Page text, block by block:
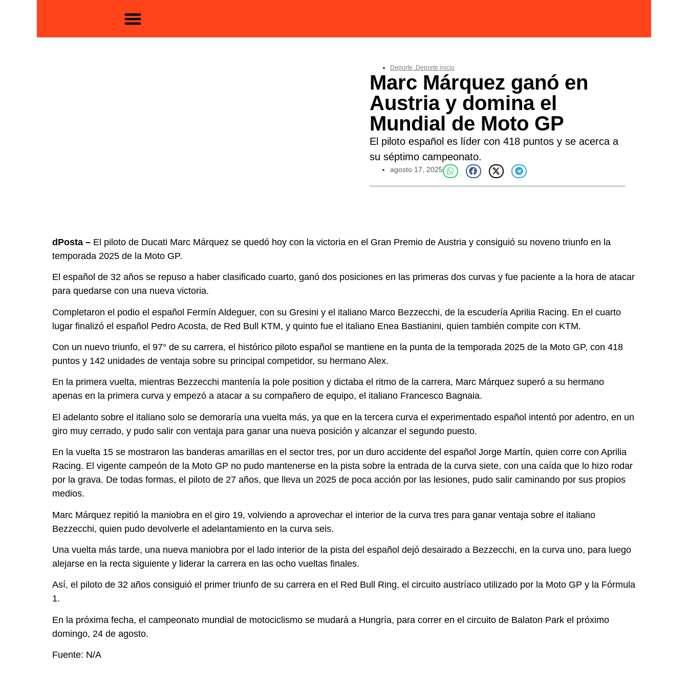
Deporte Deporte inicio
Marc Márquez ganó en
Austria y domina el
Mundial de Moto GP
El piloto español es líder con 418 puntos y se acerca a
su séptimo campeonato.
agosto 17, 2025
dPosta – El piloto de Ducati Marc Márquez se quedó hoy con la victoria en el Gran Premio de Austria y consiguió su noveno triunfo en la
temporada 2025 de la Moto GP.
El español de 32 años se repuso a haber clasificado cuarto, ganó dos posiciones en las primeras dos curvas y fue paciente a la hora de atacar
para quedarse con una nueva victoria.
Completaron el podio el español Fermín Aldeguer, con su Gresini y el italiano Marco Bezzecchi, de la escudería Aprilia Racing. En el cuarto
lugar finalizó el español Pedro Acosta, de Red Bull KTM, y quinto fue el italiano Enea Bastianini, quien también compite con KTM.
Con un nuevo triunfo, el 97° de su carrera, el histórico piloto español se mantiene en la punta de la temporada 2025 de la Moto GP, con 418
puntos y 142 unidades de ventaja sobre su principal competidor, su hermano Alex.
En la primera vuelta, mientras Bezzecchi mantenía la pole position y dictaba el ritmo de la carrera, Marc Márquez superó a su hermano
apenas en la primera curva y empezó a atacar a su compañero de equipo, el italiano Francesco Bagnaia.
El adelanto sobre el italiano solo se demoraría una vuelta más, ya que en la tercera curva el experimentado español intentó por adentro, en un
giro muy cerrado, y pudo salir con ventaja para ganar una nueva posición y alcanzar el segundo puesto.
En la vuelta 15 se mostraron las banderas amarillas en el sector tres, por un duro accidente del español Jorge Martín, quien corre con Aprilia
Racing. El vigente campeón de la Moto GP no pudo mantenerse en la pista sobre la entrada de la curva siete, con una caída que lo hizo rodar
por la grava. De todas formas, el piloto de 27 años, que lleva un 2025 de poca acción por las lesiones, pudo salir caminando por sus propios
medios.
Marc Márquez repitió la maniobra en el giro 19, volviendo a aprovechar el interior de la curva tres para ganar ventaja sobre el italiano
Bezzecchi, quien pudo devolverle el adelantamiento en la curva seis.
Una vuelta más tarde, una nueva maniobra por el lado interior de la pista del español dejó desairado a Bezzecchi, en la curva uno, para luego
alejarse en la recta siguiente y liderar la carrera en las ocho vueltas finales.
Así, el piloto de 32 años consiguió el primer triunfo de su carrera en el Red Bull Ring, el circuito austríaco utilizado por la Moto GP y la Fórmula
1.
En la próxima fecha, el campeonato mundial de motociclismo se mudará a Hungría, para correr en el circuito de Balaton Park el próximo
domingo, 24 de agosto.
Fuente: N/A